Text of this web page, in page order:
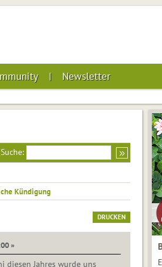
Newsletter
Suche:
Kündigung
DRUCKEN
»
diesen Jahres wurde uns